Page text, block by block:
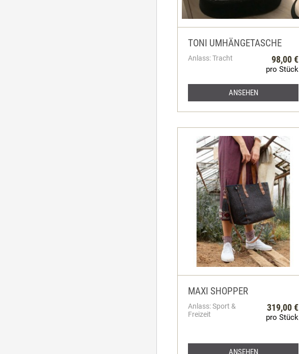
TONI UMHÄNGETASCHE
Anlass: Tracht 98,00 €
pro Stück
ANSEHEN
MAXI SHOPPER
Anlass: Sport &
Freizeit
319,00 €
pro Stück
ANSEHEN